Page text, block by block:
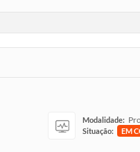
Modalidade:
Situação: EM